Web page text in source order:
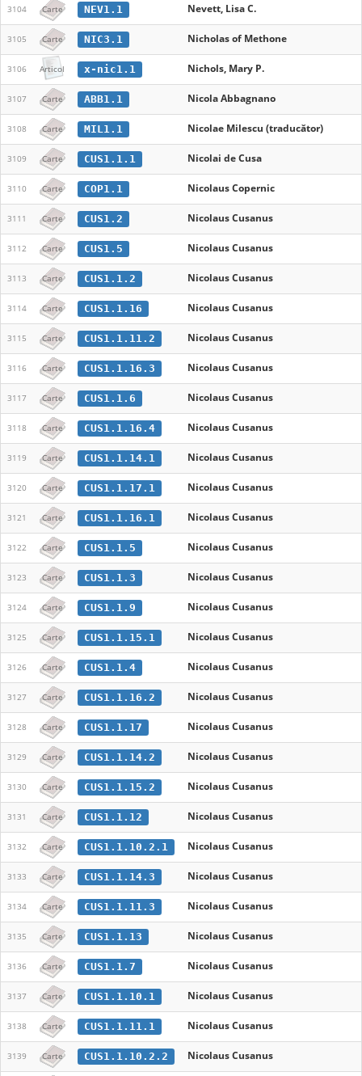
3104 Carte NEV1.1 Nevett, Lisa C.
3105 Carte NIC3.1 Nicholas of Methone
3106 Articol x-nic1.1 Nichols, Mary P.
3107 Carte ABB1.1 Nicola Abbagnano
3108 Carte MIL1.1 Nicolae Milescu (traducător)
3109 Carte CUS1.1.1 Nicolai de Cusa
3110 Carte COP1.1 Nicolaus Copernic
3111 Carte CUS1.2 Nicolaus Cusanus
3112 Carte CUS1.5 Nicolaus Cusanus
3113 Carte CUS1.1.2 Nicolaus Cusanus
3114 Carte CUS1.1.16 Nicolaus Cusanus
3115 Carte CUS1.1.11.2 Nicolaus Cusanus
3116 Carte CUS1.1.16.3 Nicolaus Cusanus
3117 Carte CUS1.1.6 Nicolaus Cusanus
3118 Carte CUS1.1.16.4 Nicolaus Cusanus
3119 Carte CUS1.1.14.1 Nicolaus Cusanus
3120 Carte CUS1.1.17.1 Nicolaus Cusanus
3121 Carte CUS1.1.16.1 Nicolaus Cusanus
3122 Carte CUS1.1.5 Nicolaus Cusanus
3123 Carte CUS1.1.3 Nicolaus Cusanus
3124 Carte CUS1.1.9 Nicolaus Cusanus
3125 Carte CUS1.1.15.1 Nicolaus Cusanus
3126 Carte CUS1.1.4 Nicolaus Cusanus
3127 Carte CUS1.1.16.2 Nicolaus Cusanus
3128 Carte CUS1.1.17 Nicolaus Cusanus
3129 Carte CUS1.1.14.2 Nicolaus Cusanus
3130 Carte CUS1.1.15.2 Nicolaus Cusanus
3131 Carte CUS1.1.12 Nicolaus Cusanus
3132 Carte CUS1.1.10.2.1 Nicolaus Cusanus
3133 Carte CUS1.1.14.3 Nicolaus Cusanus
3134 Carte CUS1.1.11.3 Nicolaus Cusanus
3135 Carte CUS1.1.13 Nicolaus Cusanus
3136 Carte CUS1.1.7 Nicolaus Cusanus
3137 Carte CUS1.1.10.1 Nicolaus Cusanus
3138 Carte CUS1.1.11.1 Nicolaus Cusanus
3139 Carte CUS1.1.10.2.2 Nicolaus Cusanus